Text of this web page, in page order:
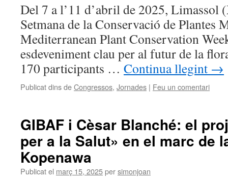
Del 7 a l’11 d’abril de 2025, Limassol
Setmana de la Conservació de Plantes
Mediterranean Plant Conservation
esdeveniment clau per al futur de la
170 participants … Continua llegint →
Publicat dins deCongressos, Jornades | Feu un comentari
GIBAF i Cèsar Blanché: el
per a la Salut» en el marc de
Kopenawa
Publicat el març 15, 2025persimonjoan